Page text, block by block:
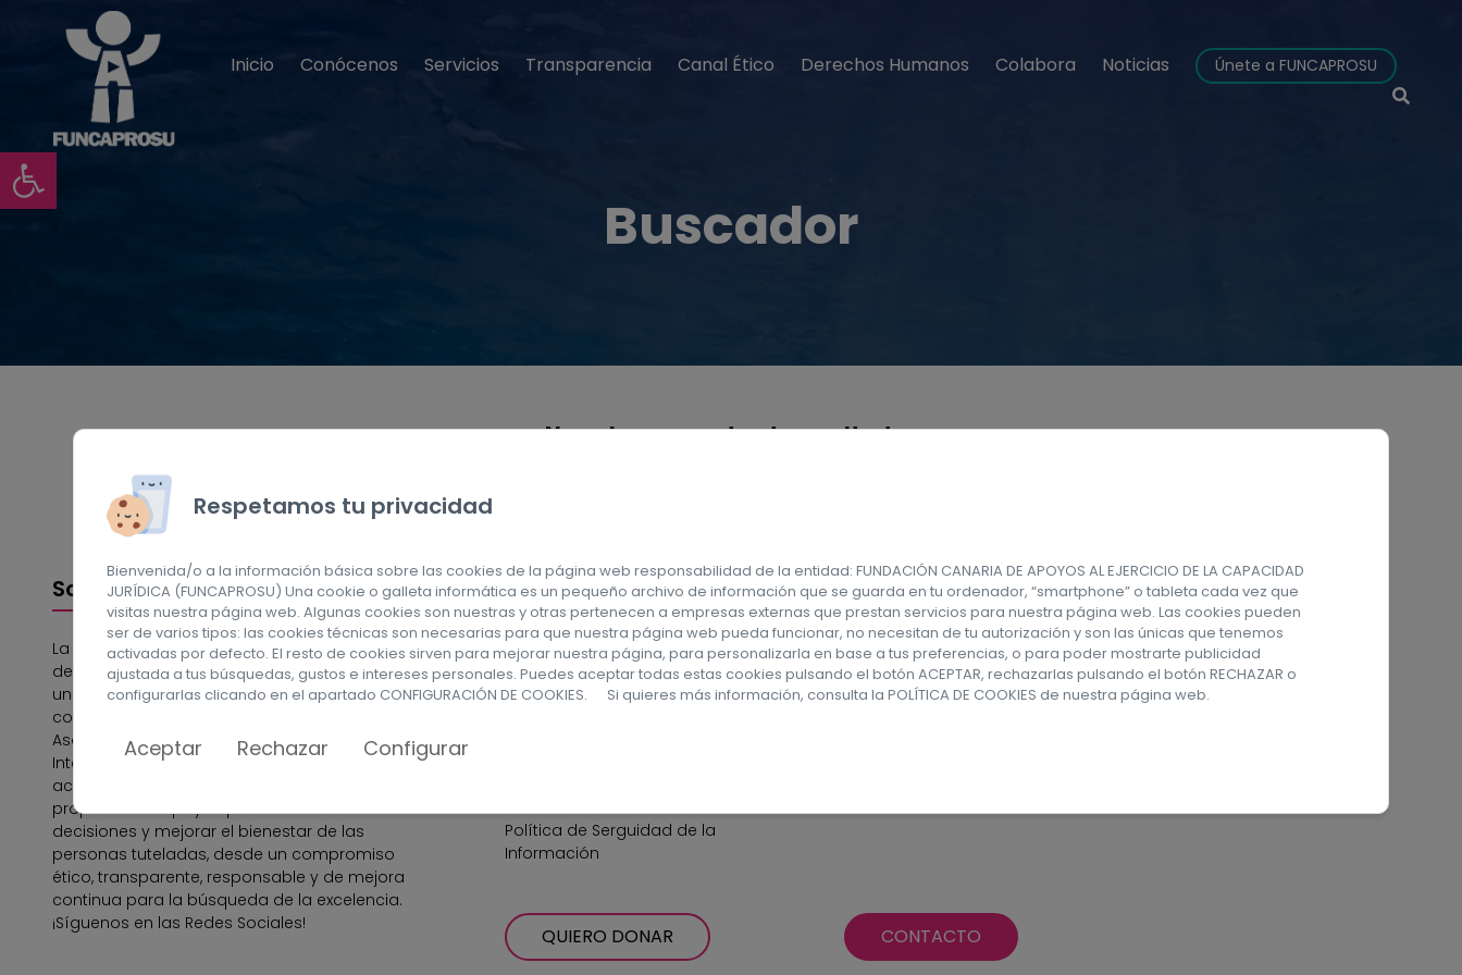
Abrir barra de herramientas
Inicio Conócenos Servicios Transparencia Canal Ético Derechos Humanos Colabora Noticias Únete a FUNCAPROSU
Buscador
No se han encontrado resultados
Sobre nosotros
La Fundación Canaria de Apoyos al Ejercicio
de la Capacidad Jurídica (FUNCAPROSU) es
una entidad privada sin ánimo de lucro,
constituida el 28 de junio de 2018 por la
Asociación de Personas con Discapacidad
Intelectual de Las Palmas, APROSU. Las
actuaciones de la fundación se orientan a
proporcionar apoyos para la toma de
decisiones y mejorar el bienestar de las
personas tuteladas, desde un compromiso
ético, transparente, responsable y de mejora
continua para la búsqueda de la excelencia.
¡Síguenos en las Redes Sociales!
Enlaces
Compromiso con la Protección de
Datos
Política de privacidad
Política de Serguidad de la
Información
QUIERO DONAR
Datos de contacto
C/ Málaga, nº 1. Las Palmas de Gran
Canaria CP.: 35016 - España
gestion@funcaprosu.com
CONTACTO
Respetamos tu privacidad
Bienvenida/o a la información básica sobre las cookies de la página web responsabilidad de la entidad: FUNDACIÓN CANARIA DE APOYOS AL EJERCICIO DE LA CAPACIDAD
JURÍDICA (FUNCAPROSU) Una cookie o galleta informática es un pequeño archivo de información que se guarda en tu ordenador, “smartphone” o tableta cada vez que
visitas nuestra página web. Algunas cookies son nuestras y otras pertenecen a empresas externas que prestan servicios para nuestra página web. Las cookies pueden
ser de varios tipos: las cookies técnicas son necesarias para que nuestra página web pueda funcionar, no necesitan de tu autorización y son las únicas que tenemos
activadas por defecto. El resto de cookies sirven para mejorar nuestra página, para personalizarla en base a tus preferencias, o para poder mostrarte publicidad
ajustada a tus búsquedas, gustos e intereses personales. Puedes aceptar todas estas cookies pulsando el botón ACEPTAR, rechazarlas pulsando el botón RECHAZAR o
configurarlas clicando en el apartado CONFIGURACIÓN DE COOKIES. Si quieres más información, consulta laPOLÍTICA DE COOKIES de nuestra página web.
Aceptar Rechazar Configurar